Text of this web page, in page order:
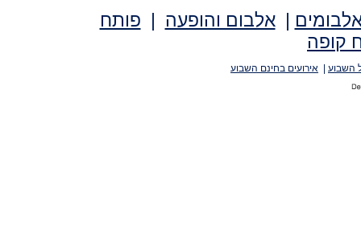
|אלבום והופעה | פותח
קופה
השבוע אירועים בחינם השבוע